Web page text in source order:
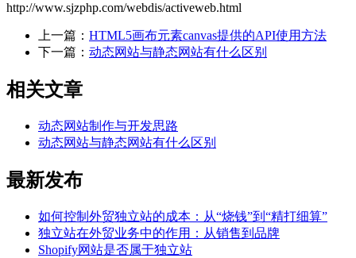
http://www.sjzphp.com/webdis/activeweb.html
上一篇： HTML5画布元素canvas提供的API使用方法
下一篇： 动态网站与静态网站有什么区别
相关文章
动态网站制作与开发思路
动态网站与静态网站有什么区别
最新发布
如何控制外贸独立站的成本：从“烧钱”到“精打细算”
独立站在外贸业务中的作用：从销售到品牌
Shopify网站是否属于独立站